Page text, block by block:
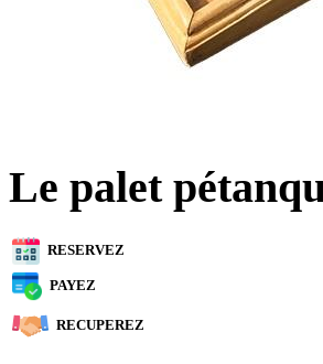
Le palet
RESERVEZ
PAYEZ
RECUPEREZ